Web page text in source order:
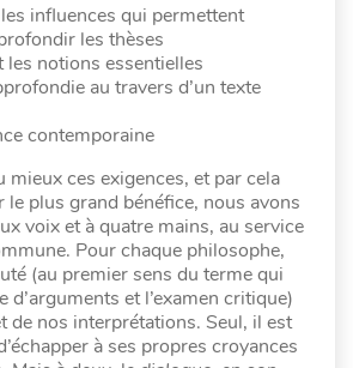
influences qui permettent
les thèses
notions essentielles
au travers d’un texte
contemporaine
mieux ces exigences, et par cela
le plus grand bénéfice, nous avons
voix et à quatre mains, au service
Pour chaque philosophe,
(au premier sens du terme qui
d’arguments et l’examen critique)
de nos interprétations. Seul, il est
à ses propres croyances